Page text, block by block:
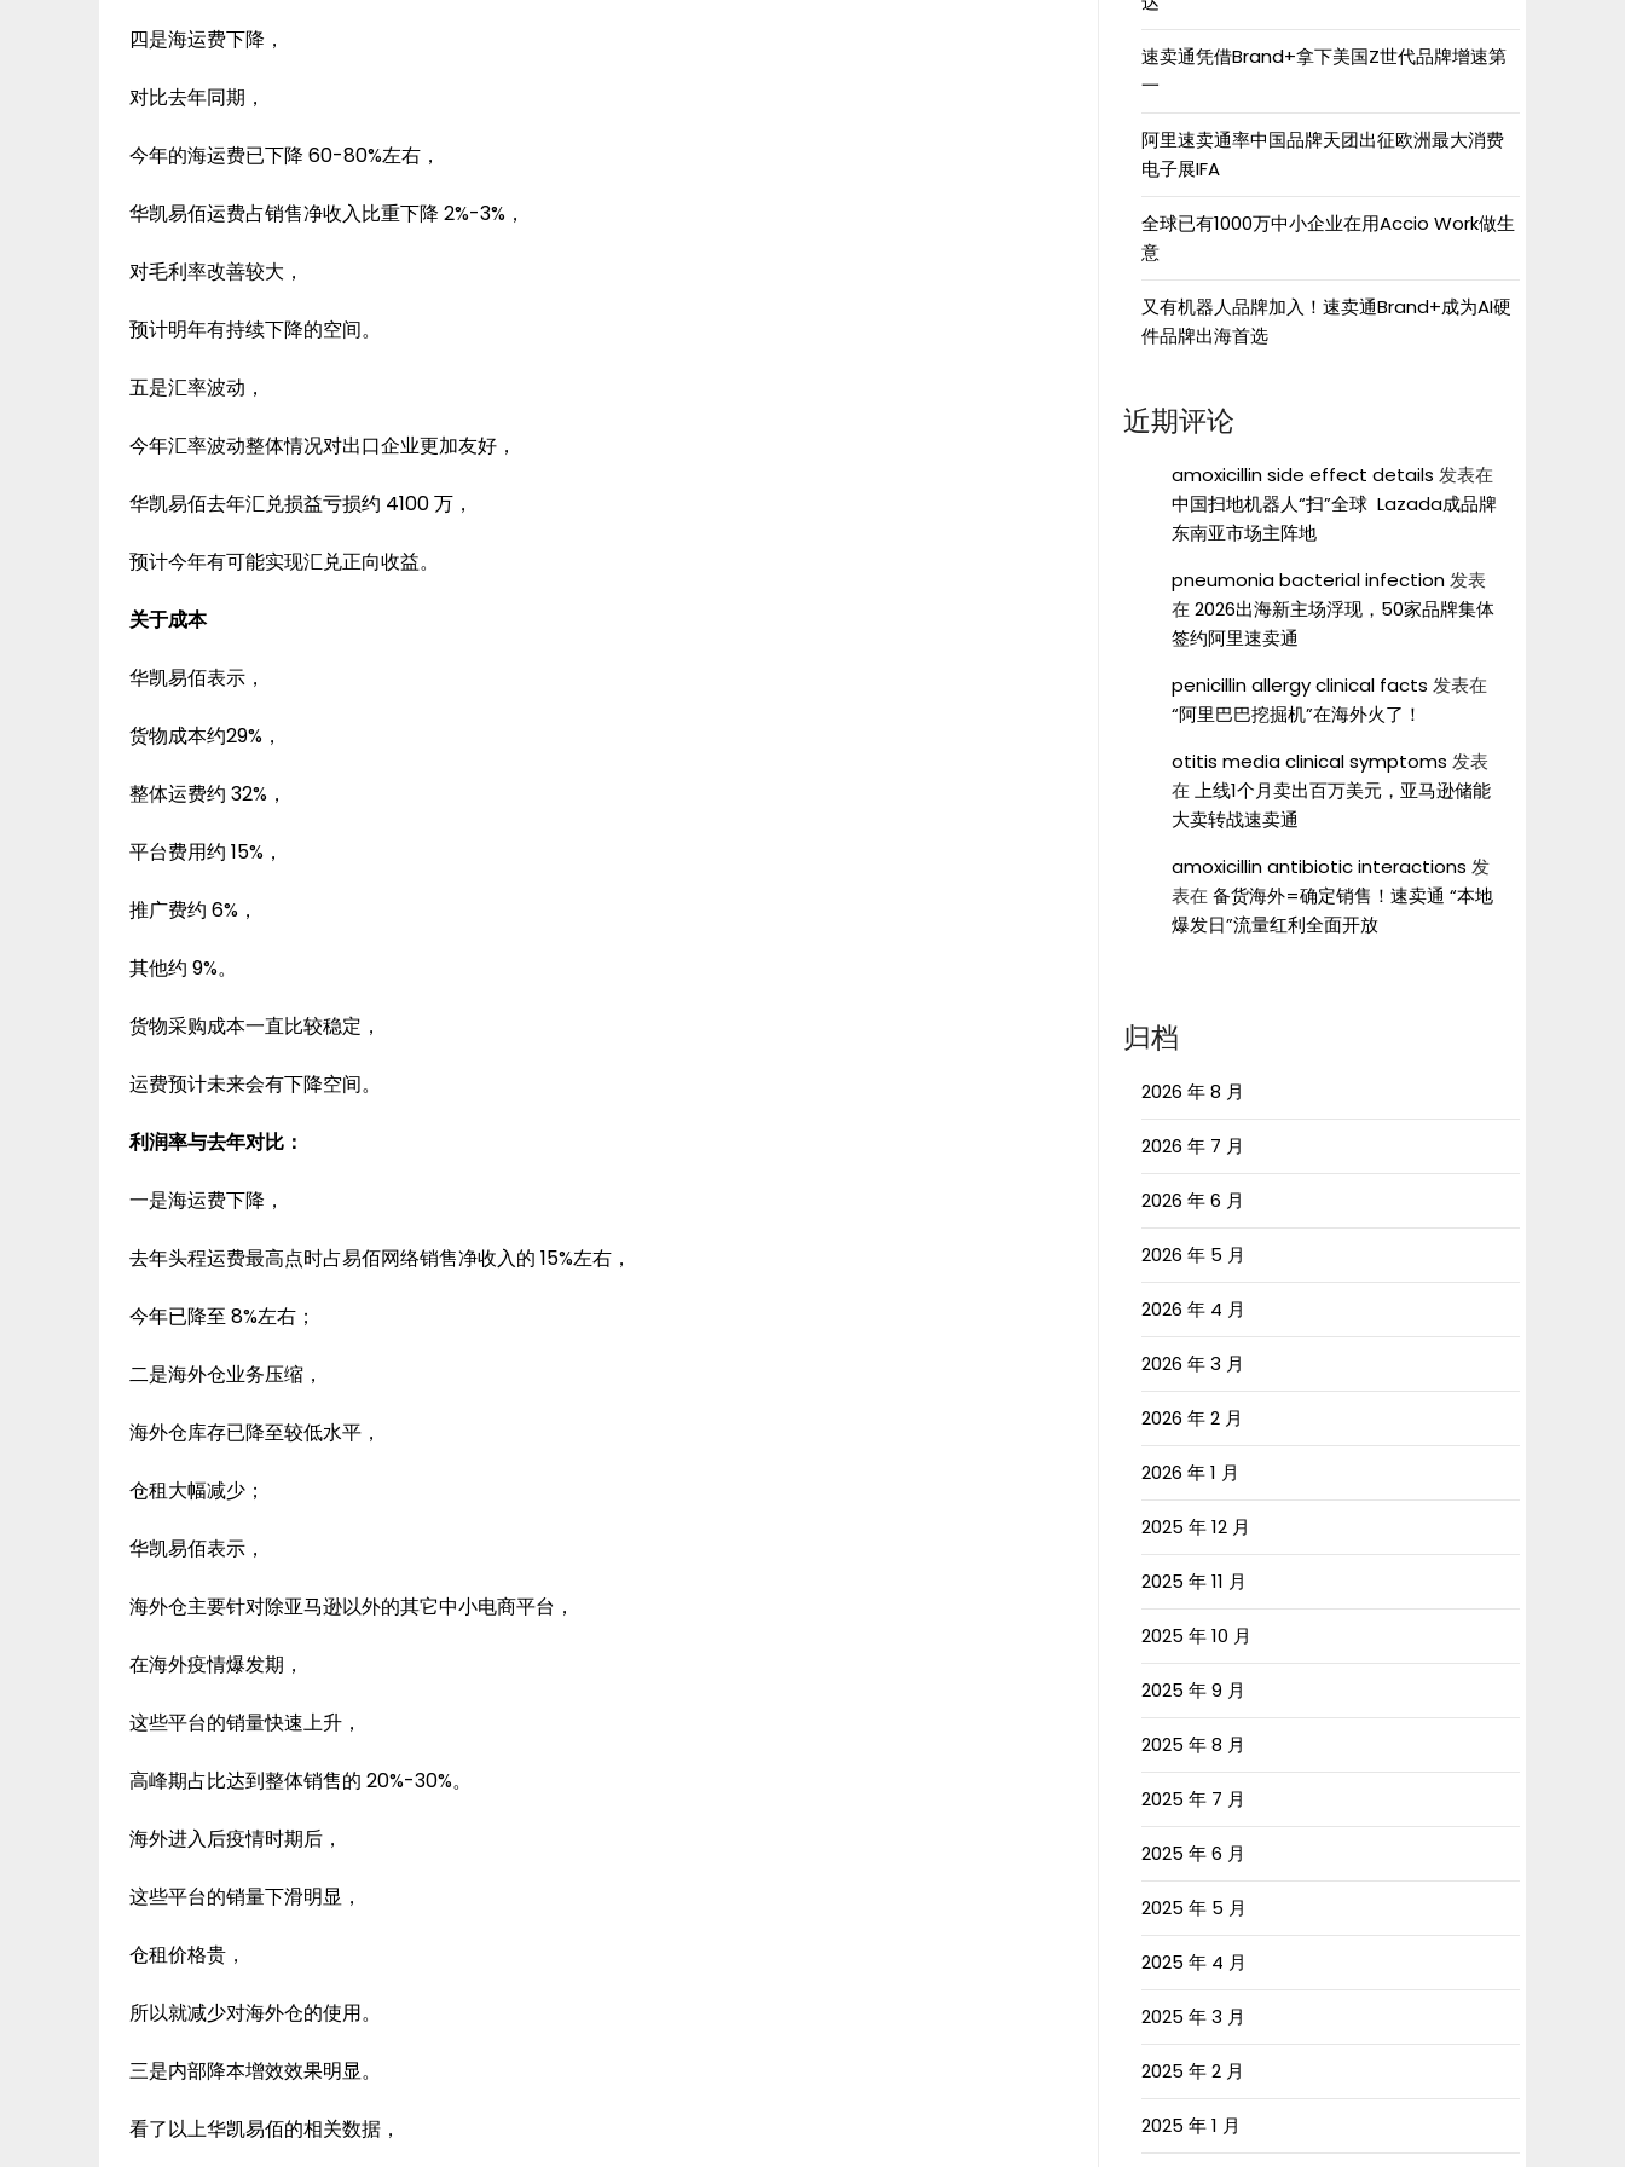
四是海运费下降，
对比去年同期，
今年的海运费已下降 60-80%左右，
华凯易佰运费占销售净收入比重下降 2%-3%，
对毛利率改善较大，
预计明年有持续下降的空间。
五是汇率波动，
今年汇率波动整体情况对出口企业更加友好，
华凯易佰去年汇兑损益亏损约 4100 万，
预计今年有可能实现汇兑正向收益。
关于成本
华凯易佰表示，
货物成本约29%，
整体运费约 32%，
平台费用约 15%，
推广费约 6%，
其他约 9%。
货物采购成本一直比较稳定，
运费预计未来会有下降空间。
利润率与去年对比：
一是海运费下降，
去年头程运费最高点时占易佰网络销售净收入的 15%左右，
今年已降至 8%左右；
二是海外仓业务压缩，
海外仓库存已降至较低水平，
仓租大幅减少；
华凯易佰表示，
海外仓主要针对除亚马逊以外的其它中小电商平台，
在海外疫情爆发期，
这些平台的销量快速上升，
高峰期占比达到整体销售的 20%-30%。
海外进入后疫情时期后，
这些平台的销量下滑明显，
仓租价格贵，
所以就减少对海外仓的使用。
三是内部降本增效效果明显。
看了以上华凯易佰的相关数据，
速卖通凭借Brand+拿下美国Z世代品牌增速第
一
阿里速卖通率中国品牌天团出征欧洲最大消费
电子展IFA
全球已有1000万中小企业在用Accio Work做生
意
又有机器人品牌加入！速卖通Brand+成为AI硬
件品牌出海首选
近期评论
amoxicillin side effect details 发表在
中国扫地机器人“扫”全球 Lazada成品牌
东南亚市场主阵地
pneumonia bacterial infection发表
在2026出海新主场浮现，50家品牌集体
签约阿里速卖通
penicillin allergy clinical facts 发表在
“阿里巴巴挖掘机”在海外火了！
otitis media clinical symptoms 发表
在上线1个月卖出百万美元，亚马逊储能
大卖转战速卖通
amoxicillin antibiotic interactions 发
表在备货海外=确定销售！速卖通 “本地
爆发日”流量红利全面开放
归档
2026 年 8 月
2026 年 7 月
2026 年 6 月
2026 年 5 月
2026 年 4 月
2026 年 3 月
2026 年 2 月
2026 年 1 月
2025 年 12 月
2025 年 11 月
2025 年 10 月
2025 年 9 月
2025 年 8 月
2025 年 7 月
2025 年 6 月
2025 年 5 月
2025 年 4 月
2025 年 3 月
2025 年 2 月
2025 年 1 月